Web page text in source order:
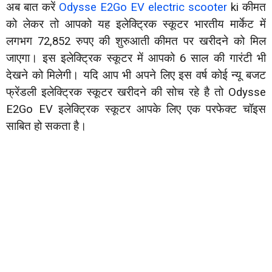
अब बात करें Odysse E2Go EV electric scooter ki कीमत
को लेकर तो आपको यह इलेक्ट्रिक स्कूटर भारतीय मार्केट में
लगभग 72,852 रुपए की शुरुआती कीमत पर खरीदने को मिल
जाएगा। इस इलेक्ट्रिक स्कूटर में आपको 6 साल की गारंटी भी
देखने को मिलेगी। यदि आप भी अपने लिए इस वर्ष कोई न्यू बजट
फ्रेंडली इलेक्ट्रिक स्कूटर खरीदने की सोच रहे है तो Odysse
E2Go EV इलेक्ट्रिक स्कूटर आपके लिए एक परफेक्ट चॉइस
साबित हो सकता है।